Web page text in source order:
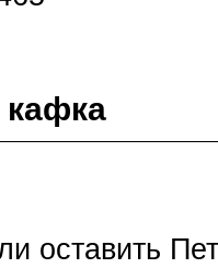
кафка
оставить